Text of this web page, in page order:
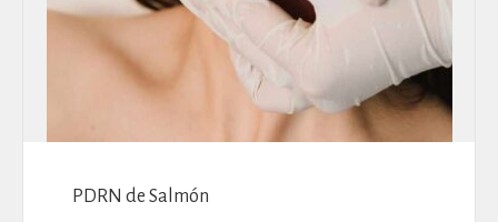
PDRN de Salmón